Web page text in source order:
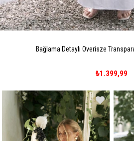
Bağlama Detaylı Overisze
₺1.399,99